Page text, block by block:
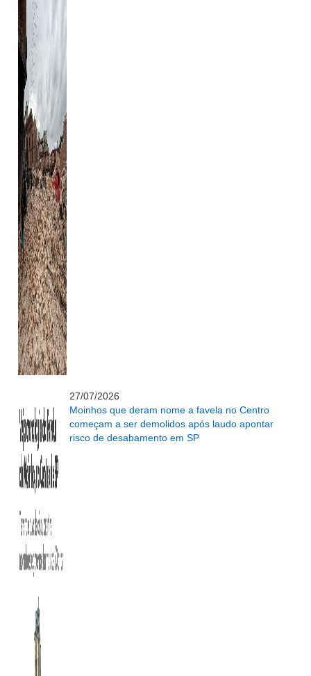
27/07/2026
Moinhos que deram nome a favela no Centro
começam a ser demolidos após laudo apontar
risco de desabamento em SP